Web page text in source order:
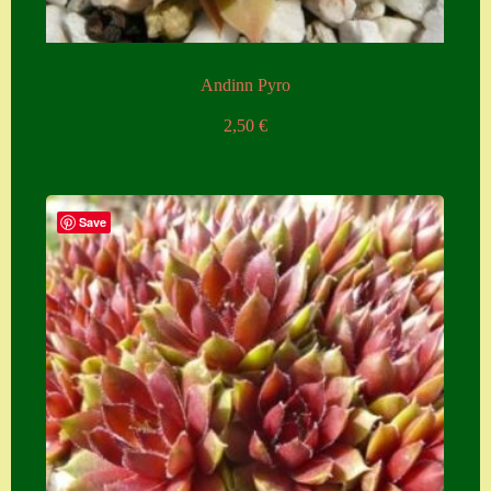
Andinn Pyro
2,50 €
Save